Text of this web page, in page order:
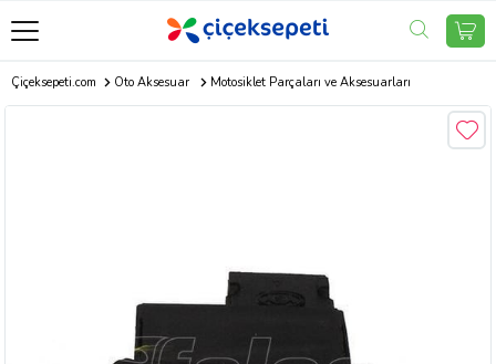
Çiçeksepeti.com Oto Aksesuar Motosiklet Parçaları ve Aksesuarları